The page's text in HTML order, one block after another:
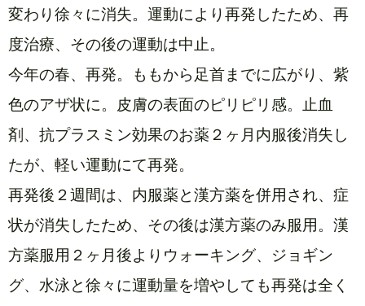
変わり徐々に消失。運動により再発したため、再
度治療、その後の運動は中止。
今年の春、再発。ももから足首までに広がり、紫
色のアザ状に。皮膚の表面のピリピリ感。止血
剤、抗プラスミン効果のお薬２ヶ月内服後消失し
たが、軽い運動にて再発。
再発後２週間は、内服薬と漢方薬を併用され、症
状が消失したため、その後は漢方薬のみ服用。漢
方薬服用２ヶ月後よりウォーキング、ジョギン
グ、水泳と徐々に運動量を増やしても再発は全く